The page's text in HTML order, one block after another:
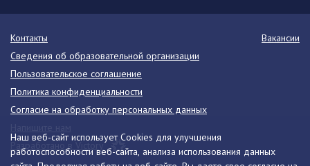
Наш веб-сайт использует Cookies для улучшения
работоспособности веб-сайта, анализа использования данных
Контакты
Вакансии
Сведения об образовательной организации
Пользовательское соглашение
Политика конфиденциальности
Согласие на обработку персональных данных
Разработано в Victory